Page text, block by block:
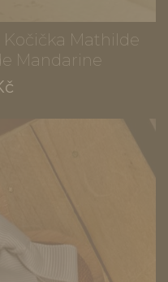
Kočička Mathilde
Mandarine